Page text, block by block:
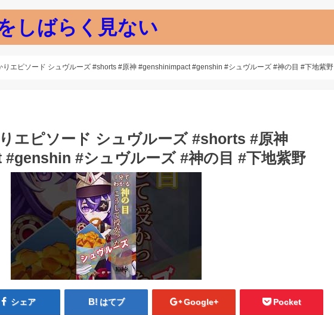
しばらく見ない
りエピソード シュヴルーズ #shorts #原神 #genshinimpact #genshin #シュヴルーズ #神の目 #下地紫野
エピソード シュヴルーズ #shorts #原神
#シュヴルーズ #神の目 #下地紫野
シェア はてブ Google+ Pocket